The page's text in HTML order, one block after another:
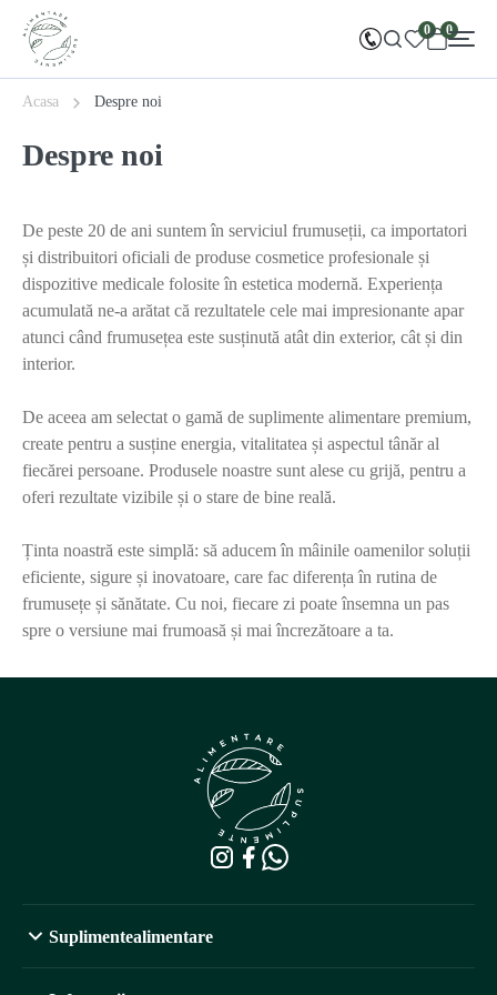
0 0
Acasa Despre noi
Despre noi
De peste 20 de ani suntem în serviciul frumuseții, ca importatori
și distribuitori oficiali de produse cosmetice profesionale și
dispozitive medicale folosite în estetica modernă. Experiența
acumulată ne-a arătat că rezultatele cele mai impresionante apar
atunci când frumusețea este susținută atât din exterior, cât și din
interior.
De aceea am selectat o gamă de suplimente alimentare premium,
create pentru a susține energia, vitalitatea și aspectul tânăr al
fiecărei persoane. Produsele noastre sunt alese cu grijă, pentru a
oferi rezultate vizibile și o stare de bine reală.
Ținta noastră este simplă: să aducem în mâinile oamenilor soluții
eficiente, sigure și inovatoare, care fac diferența în rutina de
frumusețe și sănătate. Cu noi, fiecare zi poate însemna un pas
spre o versiune mai frumoasă și mai încrezătoare a ta.
Suplimentealimentare